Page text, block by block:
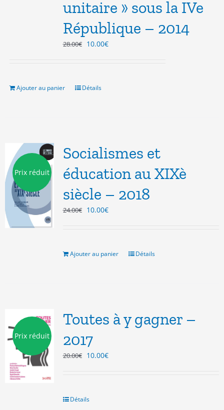
unitaire » sous la IVe
République – 2014
28.00€ Le
28.00€.
10.00€Le
Ajouter au panier Détails
Prix réduit
Socialismes et
éducation au XIXè
siècle – 2018
24.00€ Le
24.00€.
10.00€Le
10.00€.
Ajouter au panier Détails
Prix réduit
Toutes à y gagner –
2017
20.00€ Le
20.00€.
10.00€Le
Détails